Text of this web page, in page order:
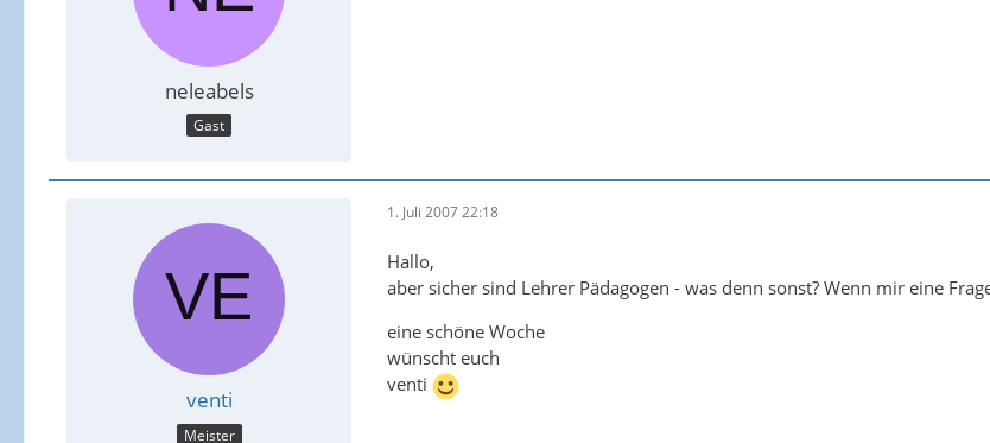
neleabels
Gast
venti
Meister
1. Juli 2007 22:18
Hallo,
aber sicher sind Lehrer Pädagogen - was denn sonst? Wenn mir eine
eine schöne Woche
wünscht euch
venti